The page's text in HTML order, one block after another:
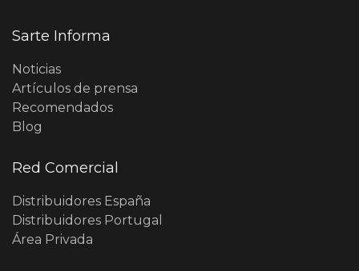
Sarte Informa
Noticias
Artículos de prensa
Recomendados
Blog
Red Comercial
Distribuidores España
Distribuidores Portugal
Área Privada